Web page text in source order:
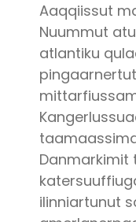
Aaqqiissut
Nuummut
atlantiku
Danmarkimit
ilinniartunut